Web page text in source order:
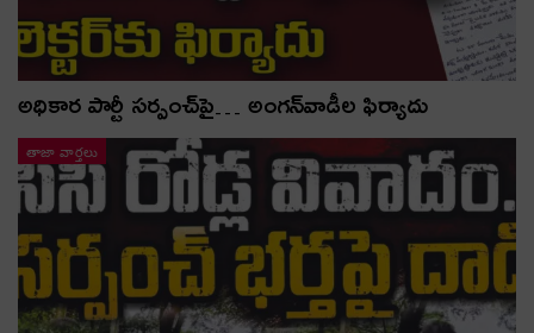
అధికార పార్టీ స‌ర్పంచ్‌పై… అంగ‌న్‌వాడీల ఫిర్యాదు
తాజా వార్తలు